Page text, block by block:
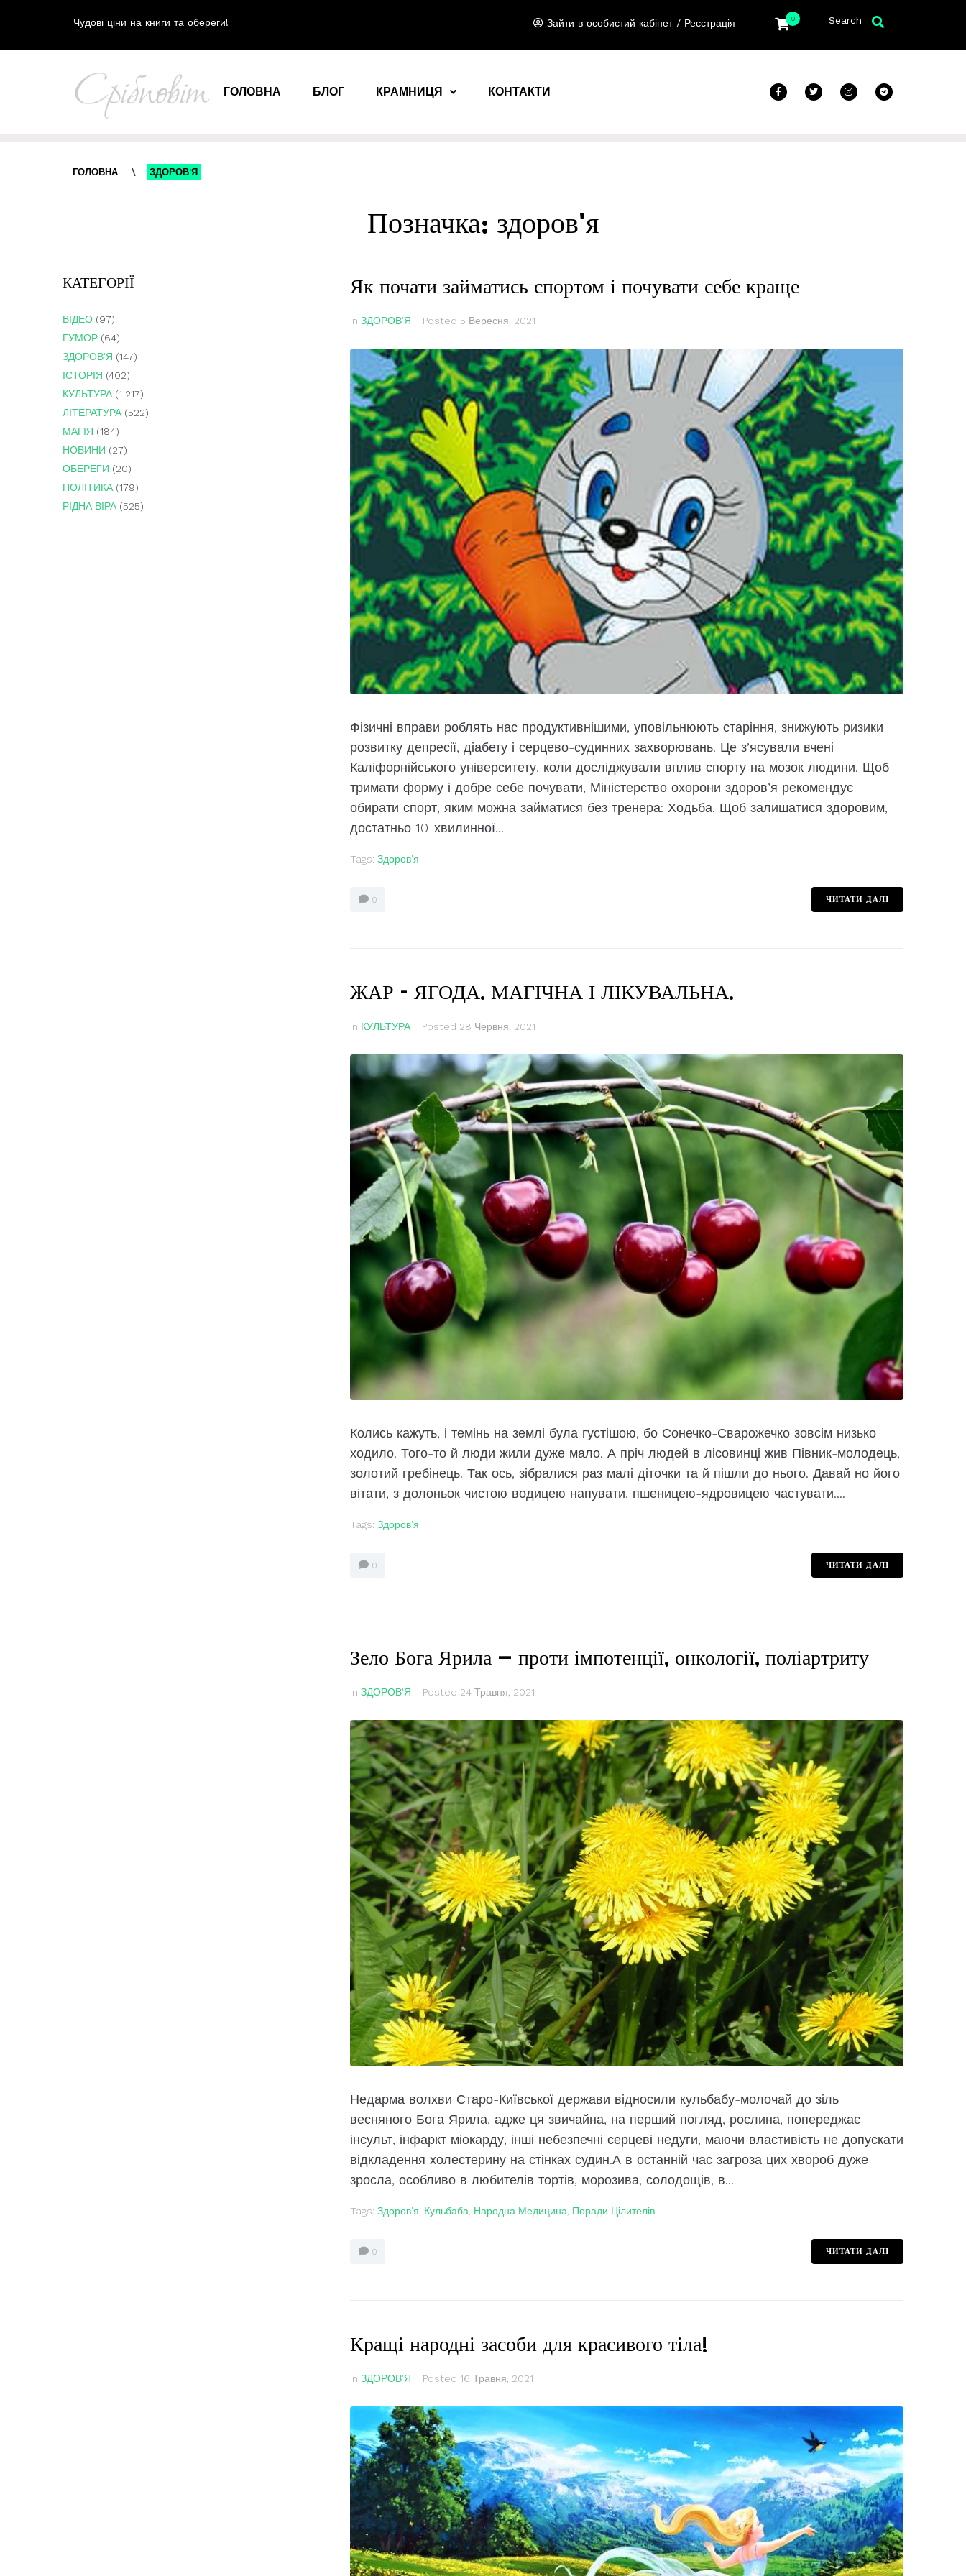
Чудові ціни на книги та обереги! Зайти в особистий кабінет / Реєстрація 0 Search
ГОЛОВНА БЛОГ КРАМНИЦЯ КОНТАКТИ
ГОЛОВНА \ ЗДОРОВ'Я
Позначка: здоров'я
Як почати займатись спортом і почувати себе краще
In ЗДОРОВ'Я Posted 5 Вересня, 2021
Фізичні вправи роблять нас продуктивнішими, уповільнюють старіння, знижують ризики
розвитку депресії, діабету і серцево-судинних захворювань. Це з’ясували вчені
Каліфорнійського університету, коли досліджували вплив спорту на мозок людини. Щоб
тримати форму і добре себе почувати, Міністерство охорони здоров’я рекомендує
обирати спорт, яким можна займатися без тренера: Ходьба. Щоб залишатися здоровим,
достатньо 10-хвилинної...
Tags: Здоров'я
0 ЧИТАТИ ДАЛІ
ЖАР – ЯГОДА. МАГІЧНА І ЛІКУВАЛЬНА.
In КУЛЬТУРА Posted 28 Червня, 2021
Колись кажуть, і темінь на землі була густішою, бо Сонечко-Сварожечко зовсім низько
ходило. Того-то й люди жили дуже мало. А пріч людей в лісовинці жив Півник-молодець,
золотий гребінець. Так ось, зібралися раз малі діточки та й пішли до нього. Давай но його
вітати, з долоньок чистою водицею напувати, пшеницею-ядровицею частувати....
Tags: Здоров'я
0 ЧИТАТИ ДАЛІ
Зело Бога Ярила — проти імпотенції, онкології, поліартриту
In ЗДОРОВ'Я Posted 24 Травня, 2021
Недарма волхви Старо-Київської держави відносили кульбабу-молочай до зіль
весняного Бога Ярила, адже ця звичайна, на перший погляд, рослина, попереджає
інсульт, інфаркт міокарду, інші небезпечні серцеві недуги, маючи властивість не допускати
відкладення холестерину на стінках судин.А в останній час загроза цих хвороб дуже
зросла, особливо в любителів тортів, морозива, солодощів, в...
Tags: Здоров'я Кульбаба Народна Медицина Поради Цілителів
0 ЧИТАТИ ДАЛІ
Кращі народні засоби для красивого тіла!
In ЗДОРОВ'Я Posted 16 Травня, 2021
КАТЕГОРІЇ
ВІДЕО (97)
ГУМОР (64)
ЗДОРОВ'Я (147)
ІСТОРІЯ (402)
КУЛЬТУРА (1 217)
ЛІТЕРАТУРА (522)
МАГІЯ (184)
НОВИНИ (27)
ОБЕРЕГИ (20)
ПОЛІТИКА (179)
РІДНА ВІРА (525)